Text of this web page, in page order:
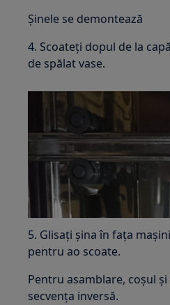
Șinele se demontează
4. Scoateți dopul de la
de spălat vase.
5. Glisați șina în fața
pentru ao scoate.
Pentru asamblare, coșul
secvența inversă.